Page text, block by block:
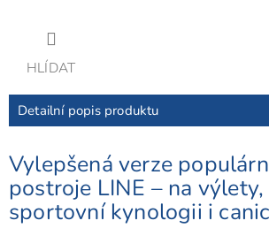
HLÍDAT
Detailní popis produktu
Vylepšená verze
postroje LINE – na výlety,
sportovní kynologii i